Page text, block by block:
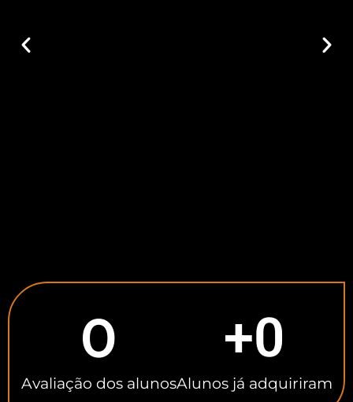
Avaliação dos alunos
0
Alunos já adquiriram
+0